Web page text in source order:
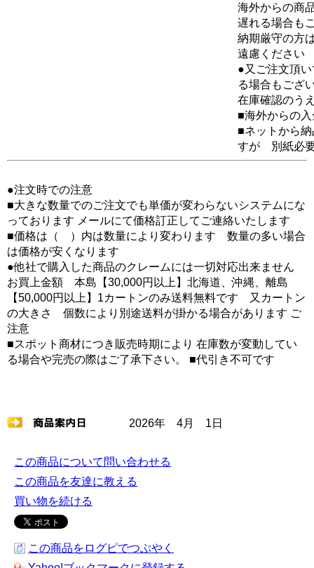
海外からの商
遅れる場合も
納期厳守の方
遠慮ください
●又ご注文頂
る場合もござ
在庫確認のう
■海外からの
■ネットから
すが 別紙必
●注文時での注意
■大きな数量でのご注文でも単価が変わらないシステムにな
っております メールにて価格訂正してご連絡いたします
■価格は（ ）内は数量により変わります 数量の多い場合
は価格が安くなります
●他社で購入した商品のクレームには一切対応出来ません
お買上金額 本島【30,000円以上】北海道、沖縄、離島
【50,000円以上】1カートンのみ送料無料です 又カートン
の大きさ 個数により別途送料が掛かる場合があります ご
注意
■スポット商材につき販売時期により 在庫数が変動してい
る場合や完売の際はご了承下さい。 ■代引き不可です
2026年 4月 1日
この商品について問い合わせる
この商品を友達に教える
買い物を続ける
この商品をログピでつぶやく